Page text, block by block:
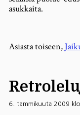
asukkaita.
Asiasta toiseen,
6. tammikuuta 2009